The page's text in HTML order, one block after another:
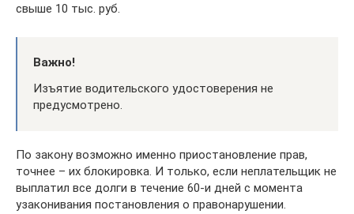
свыше 10 тыс. руб.
Важно!
Изъятие водительского удостоверения не
предусмотрено.
По закону возможно именно приостановление прав,
точнее – их блокировка. И только, если неплательщик не
выплатил все долги в течение 60-и дней с момента
узаконивания постановления о правонарушении.